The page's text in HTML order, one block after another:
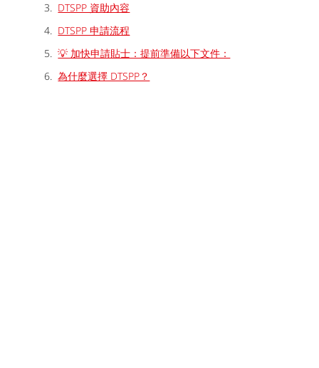
DTSPP 資助內容
DTSPP 申請流程
💡 加快申請貼士：提前準備以下文件：
為什麼選擇 DTSPP？